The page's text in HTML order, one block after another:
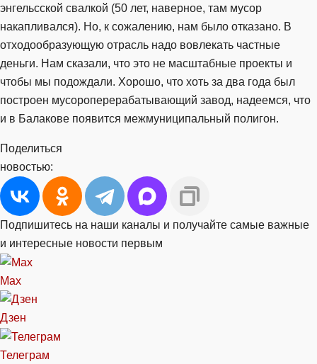
энгельсской свалкой (50 лет, наверное, там мусор
накапливался). Но, к сожалению, нам было отказано. В
отходообразующую отрасль надо вовлекать частные
деньги. Нам сказали, что это не масштабные проекты и
чтобы мы подождали. Хорошо, что хоть за два года был
построен мусороперерабатывающий завод, надеемся, что
и в Балакове появится межмуниципальный полигон.
Поделиться
новостью:
Подпишитесь на наши каналы и получайте самые важные
и интересные новости первым
Max
Дзен
Телеграм